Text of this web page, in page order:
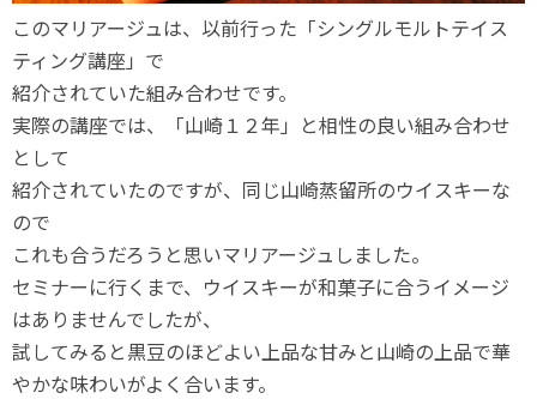
このマリアージュは、以前行った「シングルモルトテイス
ティング講座」で
紹介されていた組み合わせです。
実際の講座では、「山崎１２年」と相性の良い組み合わせ
として
紹介されていたのですが、同じ山崎蒸留所のウイスキーな
ので
これも合うだろうと思いマリアージュしました。
セミナーに行くまで、ウイスキーが和菓子に合うイメージ
はありませんでしたが、
試してみると黒豆のほどよい上品な甘みと山崎の上品で華
やかな味わいがよく合います。